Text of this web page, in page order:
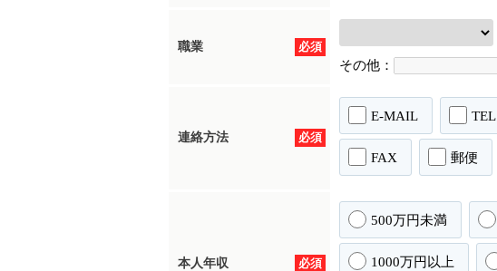
必須
職業
その他：
必須
連絡方法
E-MAIL TEL
FAX 郵便
必須
本人年収
500万円未満
1000万円以上